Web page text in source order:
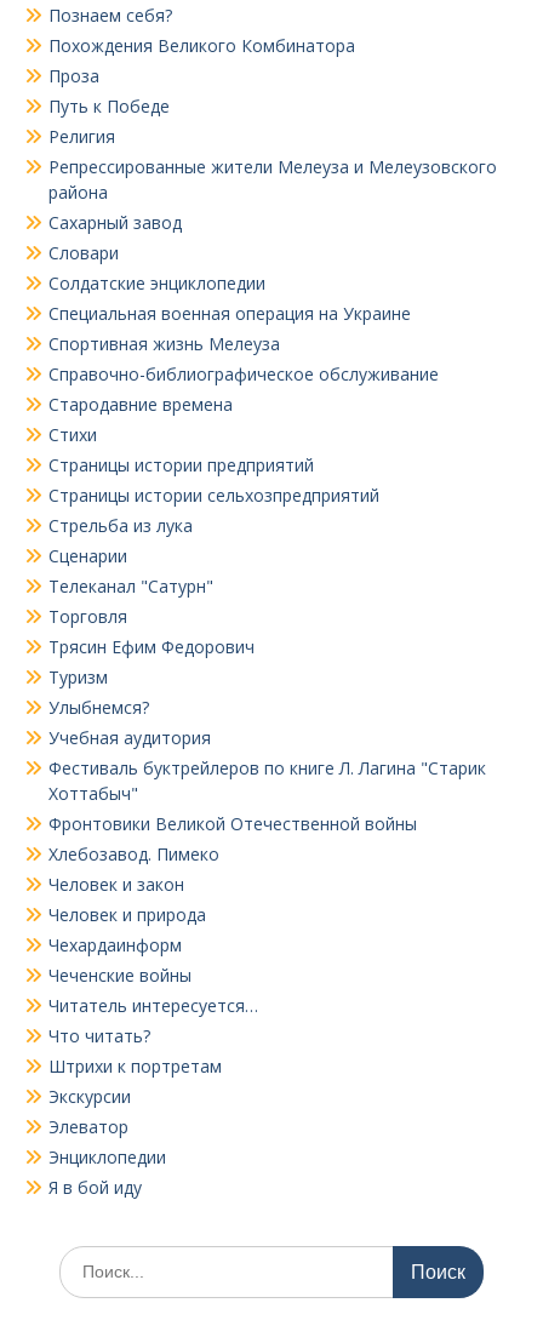
Познаем себя?
Похождения Великого Комбинатора
Проза
Путь к Победе
Религия
Репрессированные жители Мелеуза и Мелеузовского
района
Сахарный завод
Словари
Солдатские энциклопедии
Специальная военная операция на Украине
Спортивная жизнь Мелеуза
Справочно-библиографическое обслуживание
Стародавние времена
Стихи
Страницы истории предприятий
Страницы истории сельхозпредприятий
Стрельба из лука
Сценарии
Телеканал "Сатурн"
Торговля
Трясин Ефим Федорович
Туризм
Улыбнемся?
Учебная аудитория
Фестиваль буктрейлеров по книге Л. Лагина "Старик
Хоттабыч"
Фронтовики Великой Отечественной войны
Хлебозавод. Пимеко
Человек и закон
Человек и природа
Чехардаинформ
Чеченские войны
Читатель интересуется…
Что читать?
Штрихи к портретам
Экскурсии
Элеватор
Энциклопедии
Я в бой иду
Поиск
по: